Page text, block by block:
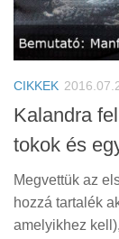
Tudástár
Tanácsok
Helyszíni Riport
E-BB
CIKKEK
Kalandra
tokok és
Megvettük az
hozzá tartalék
amelyikhez